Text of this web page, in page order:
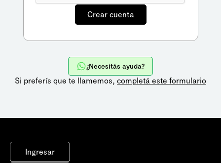
¿Necesitás ayuda?
Si preferís que te llamemos, completá este formulario
Ingresar